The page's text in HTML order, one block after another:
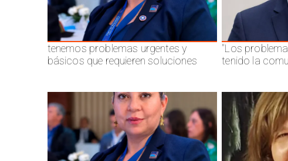
tenemos problemas urgentes y
básicos que requieren soluciones
"Los
tenido la